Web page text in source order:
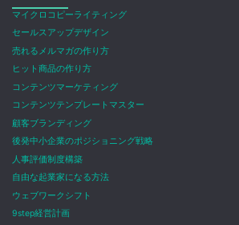
マイクロコピーライティング
セールスアップデザイン
売れるメルマガの作り方
ヒット商品の作り方
コンテンツマーケティング
コンテンツテンプレートマスター
顧客ブランディング
後発中小企業のポジショニング戦略
人事評価制度構築
自由な起業家になる方法
ウェブワークシフト
9step経営計画